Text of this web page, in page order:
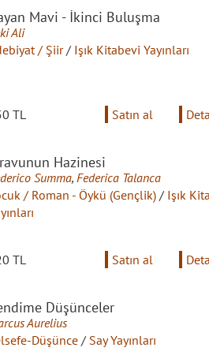
Mavi - İkinci Buluşma
Ali
/ Şiir/ Işık Kitabevi Yayınları
TL Satın al
Hazinesi
Summa, Federica Talanca
/ Roman - Öykü (Gençlik)/ Işık
TL Satın al
Düşünceler
Aurelius
Düşünce/ Say Yayınları